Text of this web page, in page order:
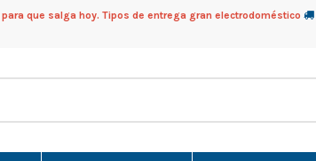
que salga hoy. Tipos de entrega gran electrodoméstico